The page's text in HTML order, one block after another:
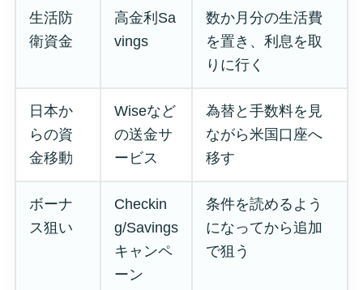
生活防
衛資金
高金利Sa
vings
数か月分の生活費
を置き、利息を取
りに行く
日本か
らの資
金移動
Wiseなど
の送金サ
ービス
為替と手数料を見
ながら米国口座へ
移す
ボーナ
ス狙い
Checkin
g/Savings
キャンペ
ーン
条件を読めるよう
になってから追加
で狙う